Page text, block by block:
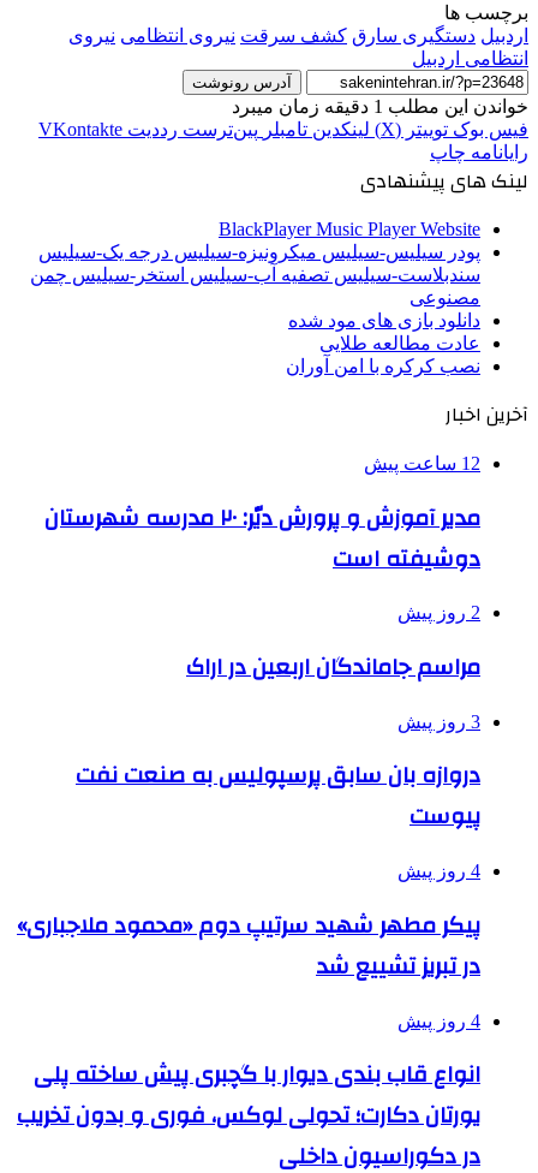
برچسب ها
اردبیل دستگیری سارق کشف سرقت نیروی انتظامی نیروی
انتظامی اردبیل
آدرس رونوشت
خواندن این مطلب 1 دقیقه زمان میبرد
فیس بوک توییتر (X) لینکدین ‫تامبلر ‫پین‌ترست ‫رددیت ‫VKontakte
رایانامه چاپ
لینک های پیشنهادی
BlackPlayer Music Player Website
پودر سیلیس-سیلیس میکرونیزه-سیلیس درجه یک-سیلیس
سندبلاست-سیلیس تصفیه آب-سیلیس استخر-سیلیس چمن
مصنوعی
دانلود بازی های مود شده
عادت مطالعه طلایی
نصب کرکره با امن آوران
آخرین اخبار
12 ساعت پیش
مدیر آموزش و پرورش دیّر: ۲۰ مدرسه شهرستان
دوشیفته است
2 روز پیش
مراسم جاماندگان اربعین در اراک
3 روز پیش
دروازه بان سابق پرسپولیس به صنعت نفت
پیوست
4 روز پیش
پیکر مطهر شهید سرتیپ دوم «محمود ملاجباری»
در تبریز تشییع شد
4 روز پیش
انواع قاب بندی دیوار با گچبری پیش ساخته پلی
یورتان دکارت؛ تحولی لوکس، فوری و بدون تخریب
در دکوراسیون داخلی